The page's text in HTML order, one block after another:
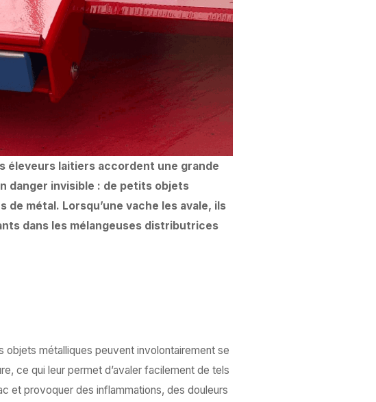
éleveurs laitiers accordent une grande
danger invisible : de petits objets
métal. Lorsqu’une vache les avale, ils
dans les mélangeuses distributrices
objets métalliques peuvent involontairement se
ce qui leur permet d’avaler facilement de tels
et provoquer des inflammations, des douleurs